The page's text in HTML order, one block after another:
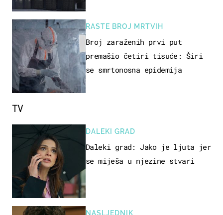
RASTE BROJ MRTVIH
Broj zaraženih prvi put
premašio četiri tisuće: Širi
se smrtonosna epidemija
TV
DALEKI GRAD
Daleki grad: Jako je ljuta jer
se miješa u njezine stvari
NASLJEDNIK